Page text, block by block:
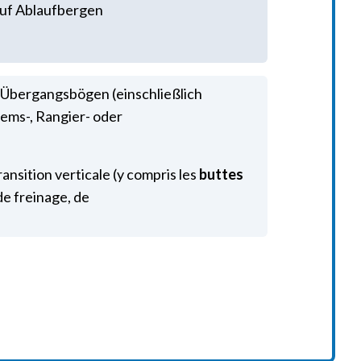
Ablaufbergen
(einschließlich
, Rangier- oder
verticale (y compris les buttes
freinage, de